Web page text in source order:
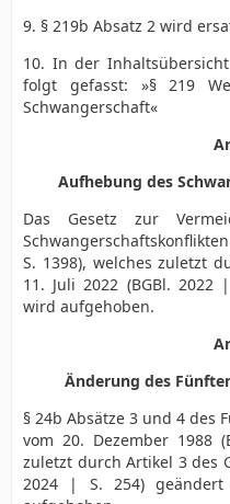
9. § 219b Absatz 2 wird
10. In der
folgt gefasst: »§ 219
Schwangerschaft«
Aufhebung des
Das Gesetz zur
S. 1398), welches zuletzt
11. Juli 2022 (BGBl.
wird aufgehoben.
Änderung des
§ 24b Absätze 3 und 4 des
vom 20. Dezember 1988
zuletzt durch Artikel 3 des
2024 | S. 254) geändert